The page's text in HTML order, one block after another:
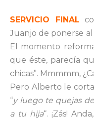
SERVICIO FINAL
Juanjo de ponerse
El momento
que éste, parecía
chicas”. Mmmmm,
Pero Alberto le
“y luego te quejas
a tu hija“. ¡Zás!